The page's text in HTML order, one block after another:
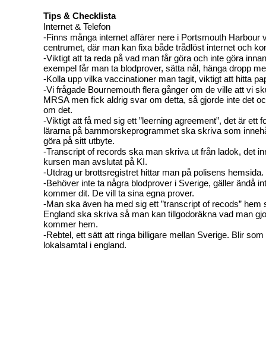
Tips & Checklista
Internet & Telefon
-Finns många internet affärer nere i Portsmouth Harbour
centrumet, där man kan fixa både trådlöst internet och
-Viktigt att ta reda på vad man får göra och inte göra
exempel får man ta blodprover, sätta nål, hänga dropp
-Kolla upp vilka vaccinationer man tagit, viktigt att hitta
-Vi frågade Bournemouth flera gånger om de ville att vi
MRSA men fick aldrig svar om detta, så gjorde inte det
om det.
-Viktigt att få med sig ett ”leerning agreement”, det är ett
lärarna på barnmorskeprogrammet ska skriva som
göra på sitt utbyte.
-Transcript of records ska man skriva ut från ladok, det
kursen man avslutat på KI.
-Utdrag ur brottsregistret hittar man på polisens hemsida.
-Behöver inte ta några blodprover i Sverige, gäller ändå
kommer dit. De vill ta sina egna prover.
-Man ska även ha med sig ett ”transcript of recods” hem
England ska skriva så man kan tillgodoräkna vad man
kommer hem.
-Rebtel, ett sätt att ringa billigare mellan Sverige. Blir som
lokalsamtal i england.